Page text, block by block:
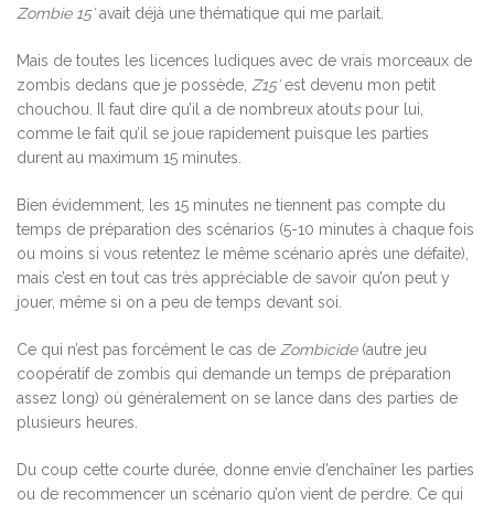
Zombie 15′avait déjà une thématique qui me parlait.
Mais de toutes les licences ludiques avec de vrais morceaux de
zombis dedans que je possède, Z15′est devenu mon petit
chouchou. Il faut dire qu’il a de nombreux atoutspour lui,
comme le fait qu’il se joue rapidement puisque les parties
durent au maximum 15 minutes.
Bien évidemment, les 15 minutes ne tiennent pas compte du
temps de préparation des scénarios (5-10 minutes à chaque fois
ou moins si vous retentez le même scénario après une défaite),
mais c’est en tout cas très appréciable de savoir qu’on peut y
jouer, même si on a peu de temps devant soi.
Ce qui n’est pas forcément le cas de Zombicide(autre jeu
coopératif de zombis qui demande un temps de préparation
assez long) où généralement on se lance dans des parties de
plusieurs heures.
Du coup cette courte durée, donne envie d’enchaîner les parties
ou de recommencer un scénario qu’on vient de perdre. Ce qui